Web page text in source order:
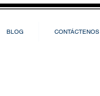
BLOG CONTÁCTENOS